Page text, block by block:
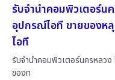
รับจำนำคอมพิวเตอร์น
อุปกรณ์ไอที ขายของห
ไอที
รับจำนำคอมพิวเตอร์นครหลวง
ของท